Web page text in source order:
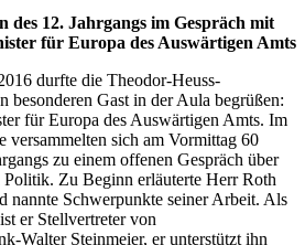
des 12. Jahrgangs im Gespräch mit
für Europa des Auswärtigen Amts
durfte die Theodor-Heuss-
besonderen Gast in der Aula begrüßen:
für Europa des Auswärtigen Amts. Im
versammelten sich am Vormittag 60
zu einem offenen Gespräch über
Politik. Zu Beginn erläuterte Herr Roth
nannte Schwerpunkte seiner Arbeit. Als
er Stellvertreter von
Walter Steinmeier, er unterstützt ihn